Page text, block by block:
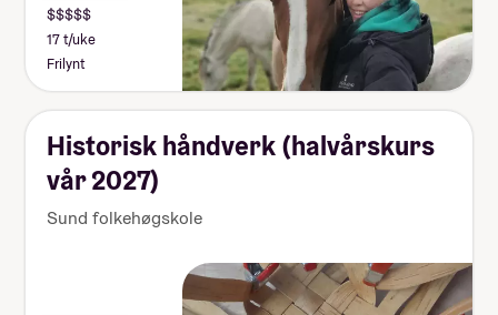
17 t/uke
Frilynt
Historisk håndverk (halvårskurs
vår 2027)
Sund folkehøgskole